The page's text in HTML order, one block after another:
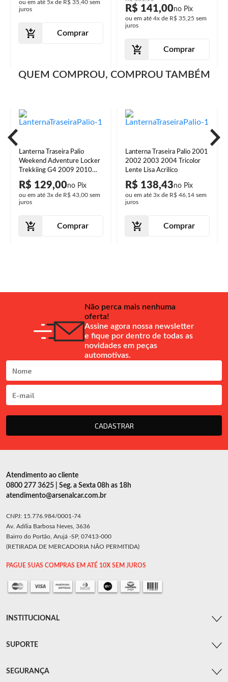
ou em até 5x de R$ 35,40 sem
juros
Comprar
R$ 141,00
ou em até 4x de R$ 35,25 sem
juros
Comprar
QUEM COMPROU, COMPROU TAMBÉM
Lanterna Traseira Palio
Weekend Adventure Locker
Trekkiing G4 2009 2010
2011 2012 Tampa Porta
Malas Bicolor com Lente em
Acrilíco
R$ 129,00
ou em até 3x de R$ 43,00 sem
juros
Comprar
Lanterna Traseira Palio 2001
2002 2003 2004 Tricolor
Lente Lisa Acrilíco
R$ 138,43
ou em até 3x de R$ 46,14 sem
juros
Comprar
Não perca mais nenhuma
oferta!
Assine agora nossa newsletter
e fique por dentro de todas as
novidades em peças
automotivas.
CADASTRAR
Atendimento ao cliente
0800 277 3625 | Seg. a Sexta 08h as 18h
atendimento@arsenalcar.com.br
CNPJ: 15.776.984/0001-74
Av. Adília Barbosa Neves, 3636
Bairro do Portão, Arujá -SP, 07413-000
(RETIRADA DE MERCADORIA NÃO PERMITIDA)
PAGUE SUAS COMPRAS EM ATÉ 10X SEM JUROS
INSTITUCIONAL
SUPORTE
SEGURANÇA